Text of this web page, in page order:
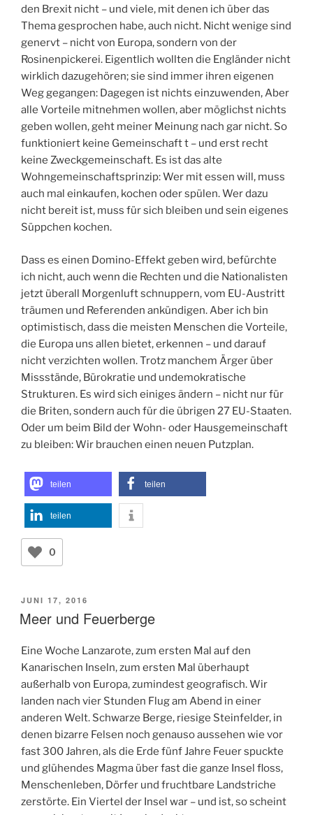
den Brexit nicht – und viele, mit denen ich über das
Thema gesprochen habe, auch nicht. Nicht wenige sind
genervt – nicht von Europa, sondern von der
Rosinenpickerei. Eigentlich wollten die Engländer nicht
wirklich dazugehören; sie sind immer ihren eigenen
Weg gegangen: Dagegen ist nichts einzuwenden, Aber
alle Vorteile mitnehmen wollen, aber möglichst nichts
geben wollen, geht meiner Meinung nach gar nicht. So
funktioniert keine Gemeinschaft t – und erst recht
keine Zweckgemeinschaft. Es ist das alte
Wohngemeinschaftsprinzip: Wer mit essen will, muss
auch mal einkaufen, kochen oder spülen. Wer dazu
nicht bereit ist, muss für sich bleiben und sein eigenes
Süppchen kochen.
Dass es einen Domino-Effekt geben wird, befürchte
ich nicht, auch wenn die Rechten und die Nationalisten
jetzt überall Morgenluft schnuppern, vom EU-Austritt
träumen und Referenden ankündigen. Aber ich bin
optimistisch, dass die meisten Menschen die Vorteile,
die Europa uns allen bietet, erkennen – und darauf
nicht verzichten wollen. Trotz manchem Ärger über
Missstände, Bürokratie und undemokratische
Strukturen. Es wird sich einiges ändern – nicht nur für
die Briten, sondern auch für die übrigen 27 EU-Staaten.
Oder um beim Bild der Wohn- oder Hausgemeinschaft
zu bleiben: Wir brauchen einen neuen Putzplan.
teilen teilen
teilen
0
VERÖFFENTLICHT
AM
JUNI 17, 2016
Meer und Feuerberge
Eine Woche Lanzarote, zum ersten Mal auf den
Kanarischen Inseln, zum ersten Mal überhaupt
außerhalb von Europa, zumindest geografisch. Wir
landen nach vier Stunden Flug am Abend in einer
anderen Welt. Schwarze Berge, riesige Steinfelder, in
denen bizarre Felsen noch genauso aussehen wie vor
fast 300 Jahren, als die Erde fünf Jahre Feuer spuckte
und glühendes Magma über fast die ganze Insel floss,
Menschenleben, Dörfer und fruchtbare Landstriche
zerstörte. Ein Viertel der Insel war – und ist, so scheint